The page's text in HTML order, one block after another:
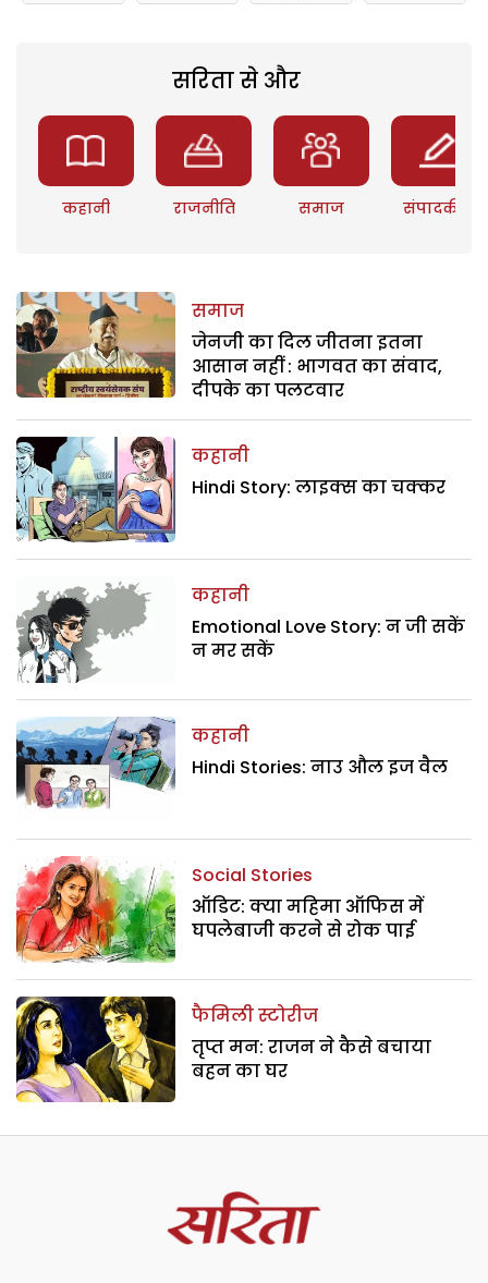
सरिता से और
कहानी राजनीति समाज संपादकीय
समाज
जेनजी का दिल जीतना इतना
आसान नहीं : भागवत का संवाद,
दीपके का पलटवार
कहानी
Hindi Story: लाइक्स का चक्कर
कहानी
Emotional Love Story: न जी सकें
न मर सकें
कहानी
Hindi Stories: नाउ औल इज वैल
Social Stories
ऑडिट: क्या महिमा ऑफिस में
घपलेबाजी करने से रोक पाई
फैमिली स्टोरीज
तृप्त मन: राजन ने कैसे बचाया
बहन का घर